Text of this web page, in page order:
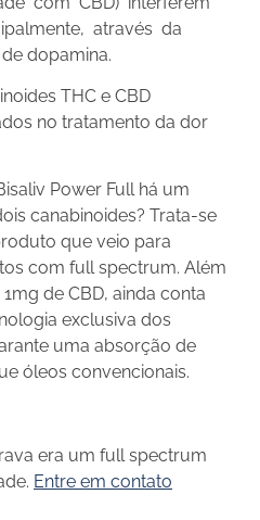
através da
dopamina.
THC e CBD
no tratamento da dor
Power Full há um
canabinoides? Trata-se
que veio para
com full spectrum. Além
de CBD, ainda conta
exclusiva dos
uma absorção de
óleos convencionais.
era um full spectrum
Entre em contato